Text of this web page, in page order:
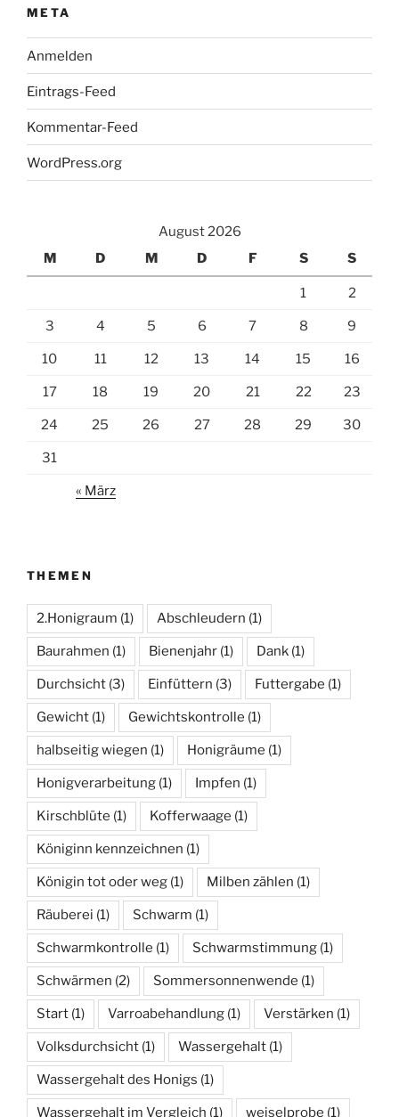
META
Anmelden
Eintrags-Feed
Kommentar-Feed
WordPress.org
August 2026
M
D M D F S S
1 2
3 4 5 6 7 8 9
10 11 12 13 14 15 16
17 18 19 20 21 22 23
24 25 26 27 28 29 30
31
« März
THEMEN
2.Honigraum (1) Abschleudern (1)
Baurahmen (1) Bienenjahr (1) Dank (1)
Durchsicht (3) Einfüttern (3) Futtergabe (1)
Gewicht (1) Gewichtskontrolle (1)
halbseitig wiegen (1) Honigräume (1)
Honigverarbeitung (1) Impfen (1)
Kirschblüte (1) Kofferwaage (1)
Königinn kennzeichnen (1)
Königin tot oder weg (1) Milben zählen (1)
Räuberei (1) Schwarm (1)
Schwarmkontrolle (1) Schwarmstimmung (1)
Schwärmen (2) Sommersonnenwende (1)
Start (1) Varroabehandlung (1) Verstärken (1)
Volksdurchsicht (1) Wassergehalt (1)
Wassergehalt des Honigs (1)
Wassergehalt im Vergleich (1) weiselprobe (1)